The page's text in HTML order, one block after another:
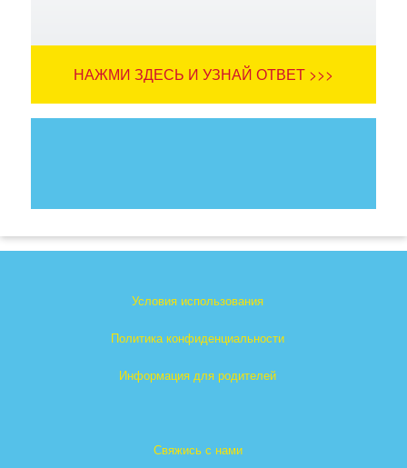
НАЖМИ ЗДЕСЬ И УЗНАЙ ОТВЕТ >>>
Условия использования
Политика конфиденциальности
Информация для родителей
Свяжись с нами